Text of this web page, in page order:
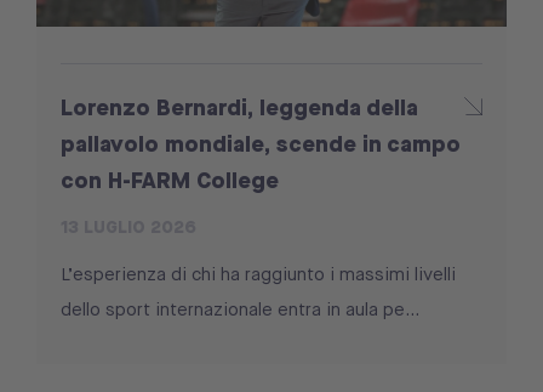
Lorenzo Bernardi, leggenda della
pallavolo mondiale, scende in campo
con H-FARM College
L’esperienza di chi ha raggiunto i massimi livelli
dello sport internazionale entra in aula pe...